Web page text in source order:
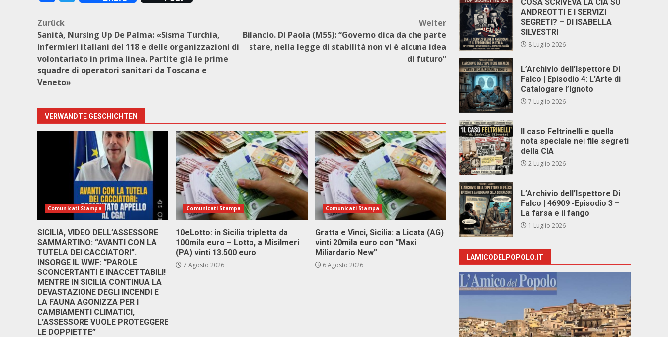
Beitragsnavigation
Zurück
Sanità, Nursing Up De Palma: «Sisma Turchia,
infermieri italiani del 118 e delle organizzazioni di
volontariato in prima linea. Partite già le prime
squadre di operatori sanitari da Toscana e
Veneto»
Weiter
Bilancio. Di Paola (M5S): “Governo dica da che parte
stare, nella legge di stabilità non vi è alcuna idea
di futuro”
VERWANDTE GESCHICHTEN
Comunicati Stampa
SICILIA, VIDEO DELL’ASSESSORE
SAMMARTINO: “AVANTI CON LA
TUTELA DEI CACCIATORI”.
INSORGE IL WWF: “PAROLE
SCONCERTANTI E INACCETTABILI!
MENTRE IN SICILIA CONTINUA LA
DEVASTAZIONE DEGLI INCENDI E
LA FAUNA AGONIZZA PER I
CAMBIAMENTI CLIMATICI,
L’ASSESSORE VUOLE PROTEGGERE
LE DOPPIETTE”
Comunicati Stampa
10eLotto: in Sicilia tripletta da
100mila euro – Lotto, a Misilmeri
(PA) vinti 13.500 euro
7 Agosto 2026
Comunicati Stampa
Gratta e Vinci, Sicilia: a Licata (AG)
vinti 20mila euro con “Maxi
Miliardario New”
6 Agosto 2026
COSA SCRIVEVA LA CIA SU
ANDREOTTI E I SERVIZI
SEGRETI? – DI ISABELLA
SILVESTRI
8 Luglio 2026
L’Archivio dell’Ispettore Di
Falco | Episodio 4: L’Arte di
Catalogare l’Ignoto
7 Luglio 2026
Il caso Feltrinelli e quella
nota speciale nei file segreti
della CIA
2 Luglio 2026
L’Archivio dell’Ispettore Di
Falco | 46909 -Episodio 3 –
La farsa e il fango
1 Luglio 2026
LAMICODELPOPOLO.IT